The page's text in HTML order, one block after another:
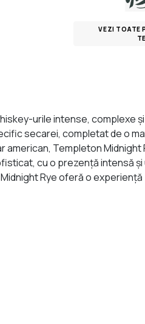
VEZI TOATE
urile intense, complexe
secarei, completat de o
Templeton Midnight
cu o prezență intensă și
Rye oferă o